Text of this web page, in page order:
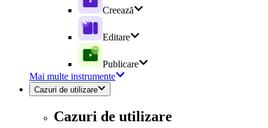
Creează
Editare
Publicare
Mai multe instrumente
Cazuri de utilizare
Cazuri de utilizare